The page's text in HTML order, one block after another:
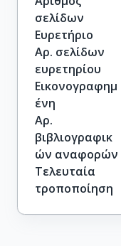
σελίδων
Ευρετήριο
Αρ. σελίδων
ευρετηρίου
Εικονογραφημ
ένη
Αρ.
βιβλιογραφικ
ών αναφορών
Τελευταία
τροποποίηση